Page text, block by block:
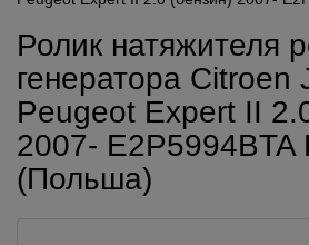
Ролик натяжителя
генератора Citroen
Peugeot Expert II
2007- E2P5994BTA
(Польша)